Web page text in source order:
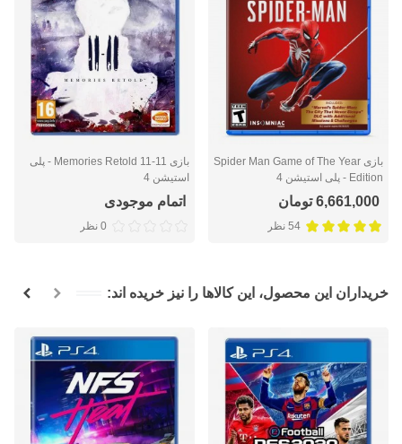
بازی Spider Man Game of The Year
Edition - پلی استیشن 4
6,661,000 تومان
54 نظر
بازی Memories Retold 11-11 - پلی
استیشن 4
اتمام موجودی
0 نظر
خریداران این محصول، این کالاها را نیز خریده اند: